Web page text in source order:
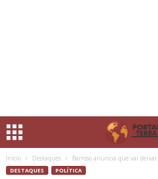
Início Destaques Barroso anuncia que vai
DESTAQUES POLÍTICA